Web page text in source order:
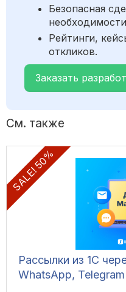
Безопасная
Рейтинги,
откликов.
Заказать
См. также
SALE! 50%
Рассылки из 1С
WhatsApp,